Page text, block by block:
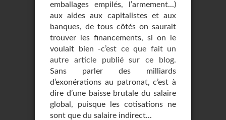
emballages empilés, l’armement...)
aux aides aux capitalistes et aux
banques, de tous côtés on saurait
trouver les financements, si on le
voulait bien -c’est ce que fait un
autre article publié sur ce blog.
Sans parler des milliards
d’exonérations au patronat, c’est à
dire d’une baisse brutale du salaire
global, puisque les cotisations ne
sont que du salaire indirect...